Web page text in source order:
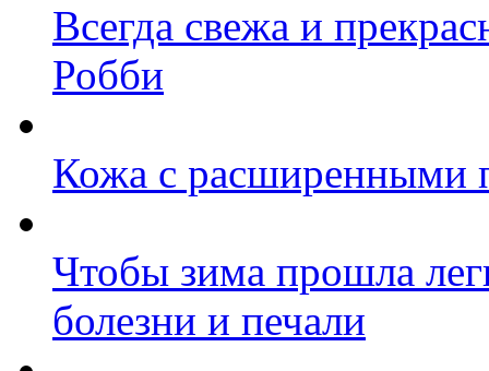
Всегда свежа и
Робби
Кожа с расширенными
Чтобы зима прошла
болезни и печали